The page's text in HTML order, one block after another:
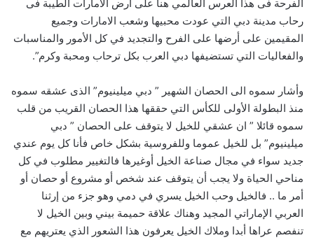
الفرحة فى هذا العرس العالمي هنا على أرض الامارات الطيبة فى
رحاب مدينة دبي التي عودت محبيها وشعب الامارات وجميع
المقيمين على أرضها على الفرح والتجديد في كل الأمور والمناسبات
والفعاليات التي تستضيفها دبي العرب بكل ترحاب ومحبة وكرم”.
وأشار سموه الى الحصان الشهير ” دبي ميلينيوم” الذى عشقه سموه
منذ البطولة الأولى للكأس التي حققها هذا الحصان القريب من قلب
سموه قائلا ” ان عشقي للخيل لا يتوقف على الحصان ” دبي
ميلينيوم” بل للخيل عموما وللفروسية بشكل خاص فأنا كل يوم عندي
جديد سواء في مجال صناعة الخيل أوغيرها فالتغيير مطلوب في كل
مناحي الحياة ولا يجب أن يتوقف عند شخص أو مشروع أو حصان أو
أمر ما .. فالخيل وحب الخيل يسري في دمي وهو جزء من إرثنا
العربي الإماراتي المجيد وهناك علاقة حميمة بيني وبين الخيل لا
تنفصم عراها أبدا وملاك الخيل يعرفون هذا الشعور الذي يعتريهم مع